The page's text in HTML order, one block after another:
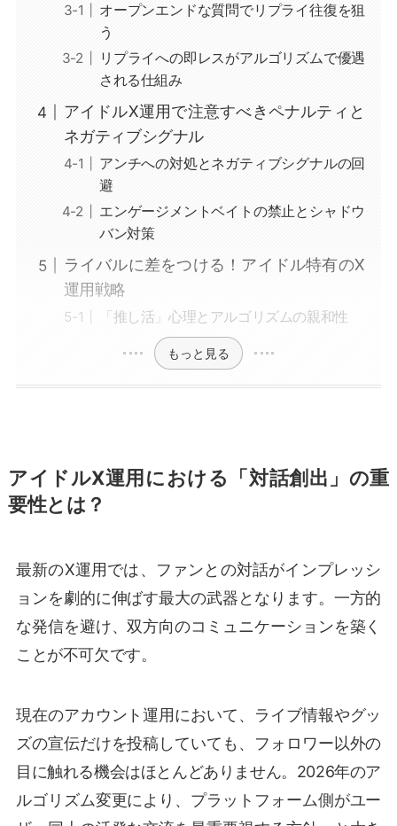
オープンエンドな質問でリプライ往復を狙
う
リプライへの即レスがアルゴリズムで優遇
される仕組み
アイドルX運用で注意すべきペナルティと
ネガティブシグナル
アンチへの対処とネガティブシグナルの回
避
エンゲージメントベイトの禁止とシャドウ
バン対策
ライバルに差をつける！アイドル特有のX
運用戦略
「推し活」心理とアルゴリズムの親和性
もっと見る
アイドルX運用における「対話創出」の重
要性とは？
最新のX運用では、ファンとの対話がインプレッシ
ョンを劇的に伸ばす最大の武器となります。一方的
な発信を避け、双方向のコミュニケーションを築く
ことが不可欠です。
現在のアカウント運用において、ライブ情報やグッ
ズの宣伝だけを投稿していても、フォロワー以外の
目に触れる機会はほとんどありません。2026年のア
ルゴリズム変更により、プラットフォーム側がユー